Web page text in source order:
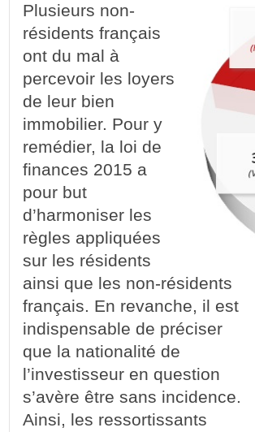
Plusieurs non-
résidents français
ont du mal à
percevoir les loyers
de leur bien
immobilier. Pour y
remédier, la loi de
finances 2015 a
pour but
d’harmoniser les
règles appliquées
sur les résidents
ainsi que les non-résidents
français. En revanche, il est
indispensable de préciser
que la nationalité de
l’investisseur en question
s’avère être sans incidence.
Ainsi, les ressortissants